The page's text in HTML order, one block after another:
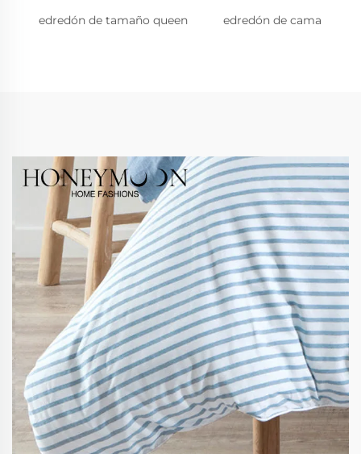
edredón de tamaño queen edredón de cama